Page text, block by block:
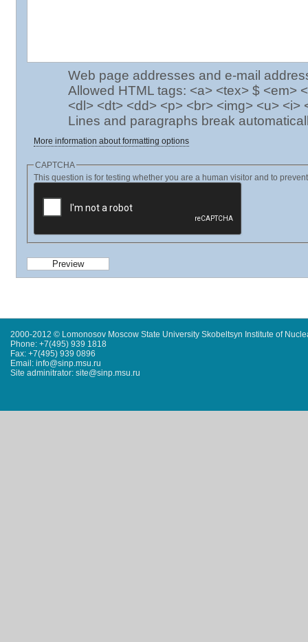
Web page addresses and e-mail
Allowed HTML tags: <a> <tex> $ <em>
<dl> <dt> <dd> <p> <br> <img> <u> <i>
Lines and paragraphs break
More information about formatting options
CAPTCHA
This question is for testing whether you are a human visitor and to
2000-2012 © Lomonosov Moscow State University Skobeltsyn Institute of
Phone: +7(495) 939 1818
Fax: +7(495) 939 0896
Email: info@sinp.msu.ru
Site adminitrator: site@sinp.msu.ru